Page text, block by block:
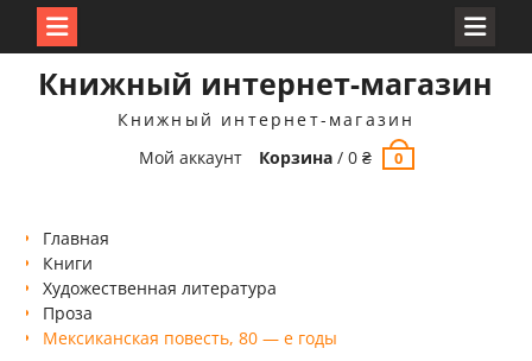
Книжный интернет-магазин
Книжный интернет-магазин
Мой аккаунт
Корзина /0₴ 0
Главная
Книги
Xудожественная литература
Проза
Мексиканская повесть, 80 — е годы